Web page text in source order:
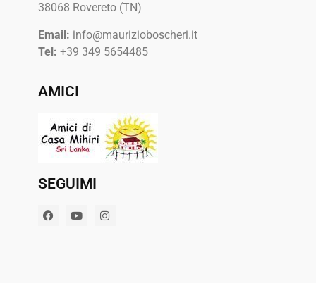
38068 Rovereto (TN)
Email: info@maurizioboscheri.it
Tel: +39 349 5654485
AMICI
SEGUIMI